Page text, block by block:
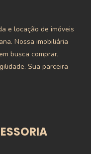
e locação de imóveis
Nossa imobiliária
busca comprar,
Sua parceira